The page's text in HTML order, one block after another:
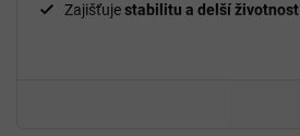
Zajišťujestabilitu a delší životnost